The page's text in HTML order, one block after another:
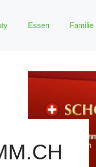
Essen Familie